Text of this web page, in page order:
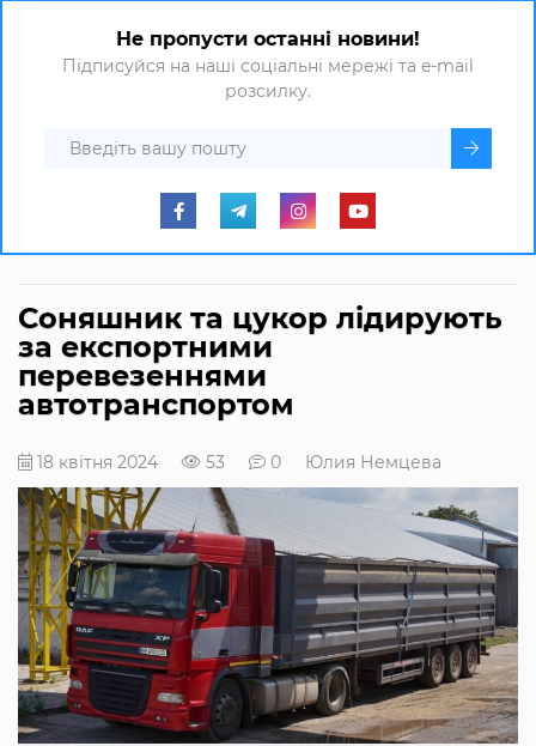
Не пропусти останні новини!
Підписуйся на наші соціальні мережі та e-mail
розсилку.
Соняшник та цукор лідирують
за експортними
перевезеннями
автотранспортом
18 квітня 2024 53 0 Юлия Немцева